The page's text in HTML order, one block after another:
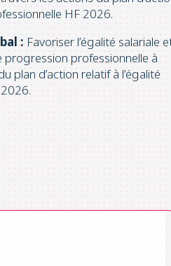
HF 2026.
: Favoriser l’égalité salariale
professionnelle à
plan d’action relatif à l’égalité